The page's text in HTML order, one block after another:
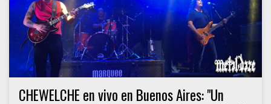
CHEWELCHE en vivo en Buenos Aires: "Un